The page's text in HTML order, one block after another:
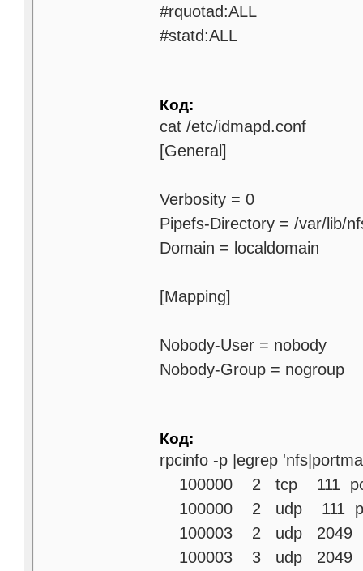
#rquotad:ALL
#statd:ALL
Код:
cat /etc/idmapd.conf
[General]
Verbosity = 0
Pipefs-Directory = /var/lib/
Domain = localdomain
[Mapping]
Nobody-User = nobody
Nobody-Group = nogroup
Код:
rpcinfo -p |egrep
100000 2 tcp 111
100000 2 udp 111
100003 2 udp 2049
100003 3 udp 2049